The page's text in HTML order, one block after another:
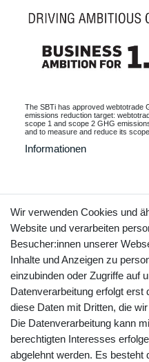
The SBTi has approved webtotrade
emissions reduction target:
scope 1 and scope 2 GHG
and to measure and reduce its
Informationen
Vertrag
YouTube
Wir verwenden Cookies und
Website und verarbeiten
Besucher:innen unserer
Inhalte und Anzeigen zu
einzubinden oder Zugriffe auf
Datenverarbeitung erfolgt
diese Daten mit Dritten, die
Die Datenverarbeitung kann
berechtigten Interesses
abgelehnt werden. Es besteht